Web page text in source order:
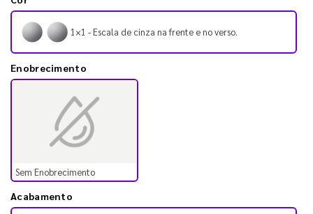
1×1 - Escala de cinza na frente e no verso.
Enobrecimento
Sem Enobrecimento
Acabamento